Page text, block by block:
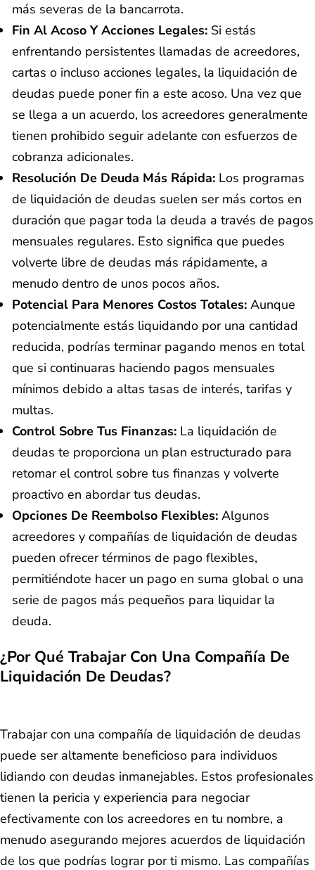
más severas de la bancarrota.
Fin Al Acoso Y Acciones Legales: Si estás
enfrentando persistentes llamadas de acreedores,
cartas o incluso acciones legales, la liquidación de
deudas puede poner fin a este acoso. Una vez que
se llega a un acuerdo, los acreedores generalmente
tienen prohibido seguir adelante con esfuerzos de
cobranza adicionales.
Resolución De Deuda Más Rápida: Los programas
de liquidación de deudas suelen ser más cortos en
duración que pagar toda la deuda a través de pagos
mensuales regulares. Esto significa que puedes
volverte libre de deudas más rápidamente, a
menudo dentro de unos pocos años.
Potencial Para Menores Costos Totales: Aunque
potencialmente estás liquidando por una cantidad
reducida, podrías terminar pagando menos en total
que si continuaras haciendo pagos mensuales
mínimos debido a altas tasas de interés, tarifas y
multas.
Control Sobre Tus Finanzas: La liquidación de
deudas te proporciona un plan estructurado para
retomar el control sobre tus finanzas y volverte
proactivo en abordar tus deudas.
Opciones De Reembolso Flexibles: Algunos
acreedores y compañías de liquidación de deudas
pueden ofrecer términos de pago flexibles,
permitiéndote hacer un pago en suma global o una
serie de pagos más pequeños para liquidar la
deuda.
¿Por Qué Trabajar Con Una Compañía De
Liquidación De Deudas?
Trabajar con una compañía de liquidación de deudas
puede ser altamente beneficioso para individuos
lidiando con deudas inmanejables. Estos profesionales
tienen la pericia y experiencia para negociar
efectivamente con los acreedores en tu nombre, a
menudo asegurando mejores acuerdos de liquidación
de los que podrías lograr por ti mismo. Las compañías